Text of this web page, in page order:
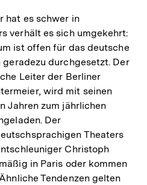
hat es schwer in
verhält es sich umgekehrt:
ist offen für das deutsche
geradezu durchgesetzt. Der
Leiter der Berliner
wird mit seinen
Jahren zum jährlichen
Der
Theaters
Christoph
in Paris oder kommen
Tendenzen gelten